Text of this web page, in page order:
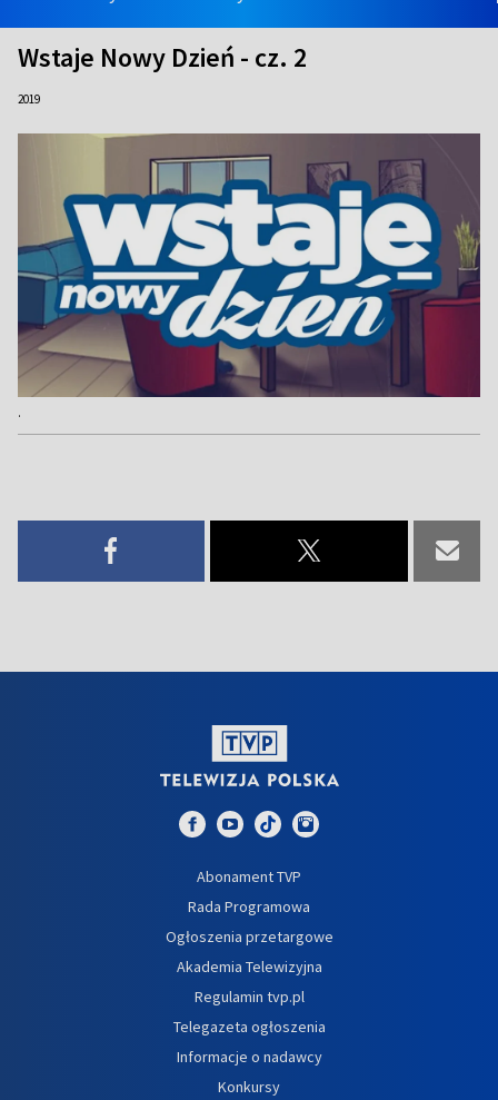
Wstaje Nowy Dzień - cz. 2
2019
.
Abonament TVP
Rada Programowa
Ogłoszenia przetargowe
Akademia Telewizyjna
Regulamin tvp.pl
Telegazeta ogłoszenia
Informacje o nadawcy
Konkursy